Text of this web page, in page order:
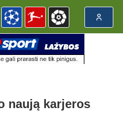
naują karjeros